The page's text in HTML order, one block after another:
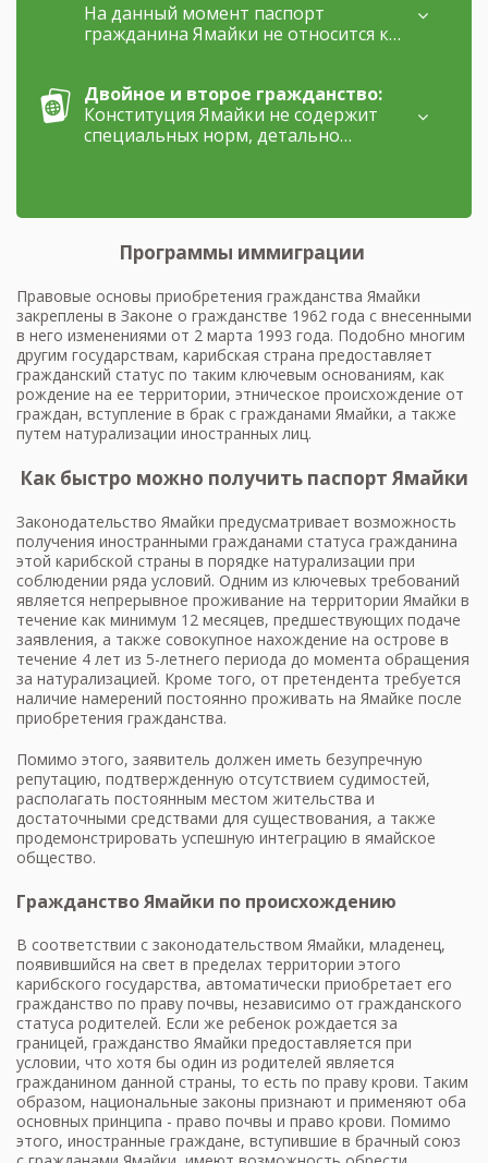
На данный момент паспорт
гражданина Ямайки не относится к
страны и территории для
безвизового посещения или
получения визы по прибытии. При
бывшая метрополия этого
карибского островного государства,
ни страны Шенгенской зоны
Двойное и второе гражданство:
Конституция Ямайки не содержит
специальных норм, детально
не запрещают гражданам этой
второе гражданство в иностранном
устанавливают, что ее гражданин,
получивший иностранное
гражданство, будет нести все
обязанности, вытекающие из этого
нового статуса. Однако на
территории самой Ямайки такое
лицо не может ссылаться на какие-
либо изъятия и исключения из общих
обладания двумя гражданствами.
гражданами второго гражданства в
другой стране не влечет за собой
автоматической утраты ими
гражданства Ямайки.
Программы иммиграции
Правовые основы приобретения гражданства Ямайки
закреплены в Законе о гражданстве 1962 года с внесенными
в него изменениями от 2 марта 1993 года. Подобно многим
другим государствам, карибская страна предоставляет
гражданский статус по таким ключевым основаниям, как
рождение на ее территории, этническое происхождение от
граждан, вступление в брак с гражданами Ямайки, а также
путем натурализации иностранных лиц.
Как быстро можно получить паспорт Ямайки
Законодательство Ямайки предусматривает возможность
получения иностранными гражданами статуса гражданина
этой карибской страны в порядке натурализации при
соблюдении ряда условий. Одним из ключевых требований
является непрерывное проживание на территории Ямайки в
течение как минимум 12 месяцев, предшествующих подаче
заявления, а также совокупное нахождение на острове в
течение 4 лет из 5-летнего периода до момента обращения
за натурализацией. Кроме того, от претендента требуется
наличие намерений постоянно проживать на Ямайке после
приобретения гражданства.
Помимо этого, заявитель должен иметь безупречную
репутацию, подтвержденную отсутствием судимостей,
располагать постоянным местом жительства и
достаточными средствами для существования, а также
продемонстрировать успешную интеграцию в ямайское
общество.
Гражданство Ямайки по происхождению
В соответствии с законодательством Ямайки, младенец,
появившийся на свет в пределах территории этого
карибского государства, автоматически приобретает его
гражданство по праву почвы, независимо от гражданского
статуса родителей. Если же ребенок рождается за
границей, гражданство Ямайки предоставляется при
условии, что хотя бы один из родителей является
гражданином данной страны, то есть по праву крови. Таким
образом, национальные законы признают и применяют оба
основных принципа - право почвы и право крови. Помимо
этого, иностранные граждане, вступившие в брачный союз